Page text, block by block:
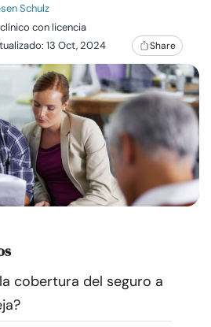
Schulz
con licencia
13 Oct, 2024 Share
cobertura del seguro a